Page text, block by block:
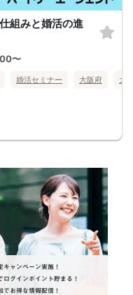
組みと婚活の進
〜
婚活セミナー 大阪府 大